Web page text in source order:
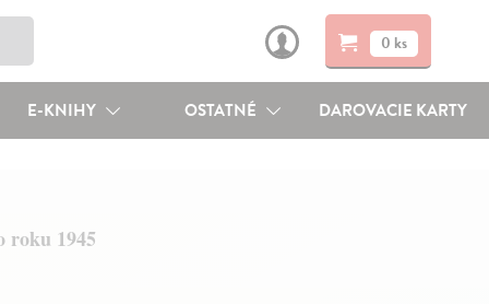
0 ks
E-KNIHY OSTATNÉ DAROVACIE KARTY
roku 1945